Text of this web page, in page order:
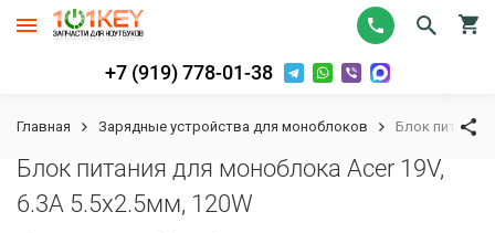
+7 (919) 778-01-38
Главная Зарядные устройства для моноблоков Блок питания
Блок питания для моноблока Acer 19V,
6.3A 5.5x2.5мм, 120W